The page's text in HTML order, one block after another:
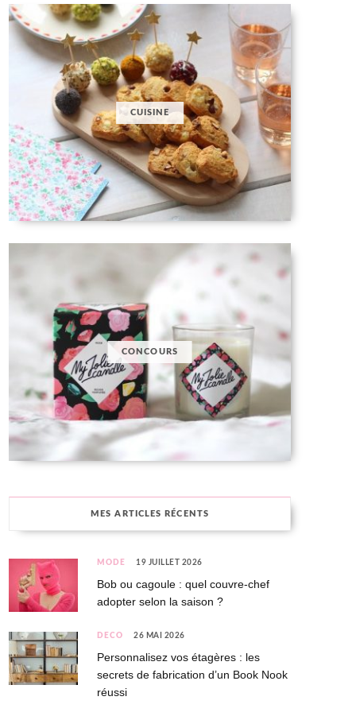
CUISINE
CONCOURS
MES ARTICLES RÉCENTS
MODE 19 JUILLET 2026
Bob ou cagoule : quel couvre-chef
adopter selon la saison ?
DÉCO 26 MAI 2026
Personnalisez vos étagères : les
secrets de fabrication d’un Book Nook
réussi